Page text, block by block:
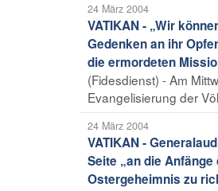
24 März 2004
VATIKAN - „Wir
Gedenken an ihr
die ermordeten
(Fidesdienst) - Am
Evangelisierung der
24 März 2004
VATIKAN -
Seite „an die
Ostergeheimnis zu